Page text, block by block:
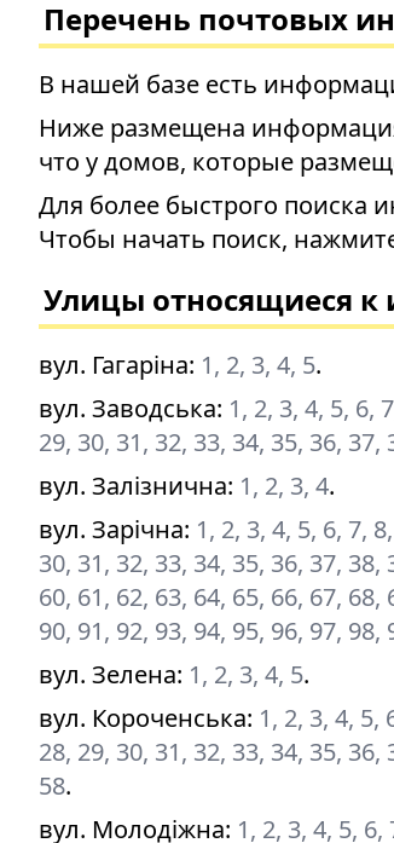
Перечень почтовых
В нашей базе есть
Ниже размещена
что у домов, которые
Для более быстрого поиска
Чтобы начать поиск, нажмите
Улицы относящиеся к
вул. Гагаріна: 1, 2, 3, 4, 5.
вул. Заводська: 1, 2, 3, 4, 5, 6,
29, 30, 31, 32, 33, 34, 35, 36,
вул. Залізнична: 1, 2, 3, 4.
вул. Зарічна: 1, 2, 3, 4, 5, 6, 7,
30, 31, 32, 33, 34, 35, 36, 37,
60, 61, 62, 63, 64, 65, 66, 67,
90, 91, 92, 93, 94, 95, 96, 97, 98,
вул. Зелена: 1, 2, 3, 4, 5.
вул. Короченська: 1, 2, 3, 4, 5,
28, 29, 30, 31, 32, 33, 34, 35,
58.
вул. Молодіжна: 1, 2, 3, 4, 5,